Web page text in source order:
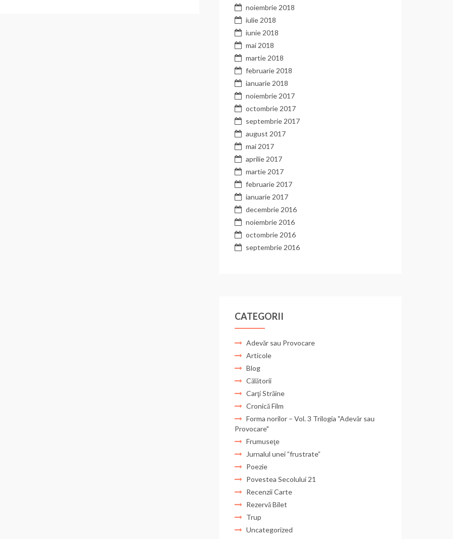
noiembrie 2018
iulie 2018
iunie 2018
mai 2018
martie 2018
februarie 2018
ianuarie 2018
noiembrie 2017
octombrie 2017
septembrie 2017
august 2017
mai 2017
aprilie 2017
martie 2017
februarie 2017
ianuarie 2017
decembrie 2016
noiembrie 2016
octombrie 2016
septembrie 2016
CATEGORII
Adevăr sau Provocare
Articole
Blog
Călătorii
Carţi Străine
Cronică Film
Forma norilor – Vol. 3 Trilogia "Adevăr sau
Provocare"
Frumuseţe
Jurnalul unei ”frustrate”
Poezie
Povestea Secolului 21
Recenzii Carte
Rezervă Bilet
Trup
Uncategorized